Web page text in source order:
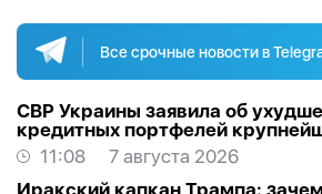
Все срочные новости в
СВР Украины заявила об
кредитных портфелей
России
11:08
7 августа 2026